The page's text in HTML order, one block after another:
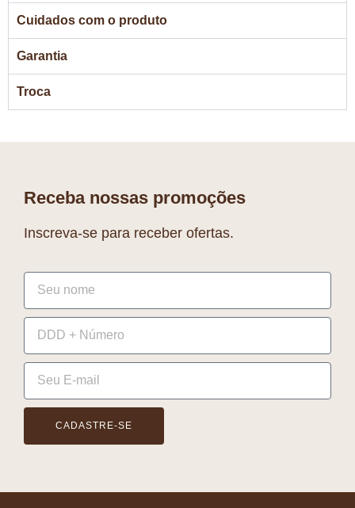
Cuidados com o produto
Garantia
Troca
Receba nossas promoções
Inscreva-se para receber ofertas.
CADASTRE-SE